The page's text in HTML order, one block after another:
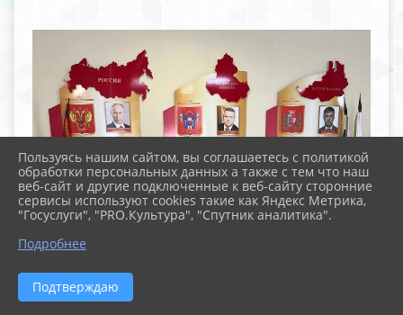
Пользуясь нашим сайтом, вы соглашаетесь с политикой
обработки персональных данных а также с тем что наш
веб-сайт и другие подключенные к веб-сайту сторонние
сервисы используют cookies такие как Яндекс Метрика,
"Госуслуги", "PRO.Культура", "Спутник аналитика".
Подробнее
Подтверждаю